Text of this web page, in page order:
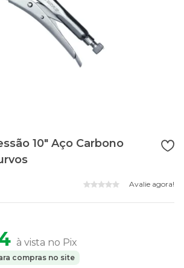
10" Aço Carbono
Avalie agora!
à vista no Pix
compras no site